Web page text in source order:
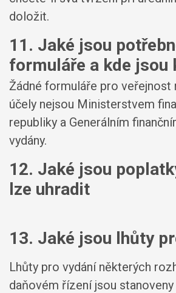
doložit.
11. Jaké jsou
formuláře a kde jsou
Žádné formuláře pro veřejnost
účely nejsou Ministerstvem
republiky a Generálním
vydány.
12. Jaké jsou
lze uhradit
13. Jaké jsou lhůty
Lhůty pro vydání některých
daňovém řízení jsou stanoveny